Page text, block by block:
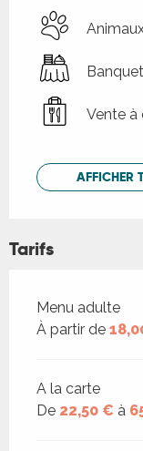
Banquet
Vente à
AFFICHER
Tarifs
Tarifs 2026
Menu adulte
À partir de
A la carte
De 22,50 € à